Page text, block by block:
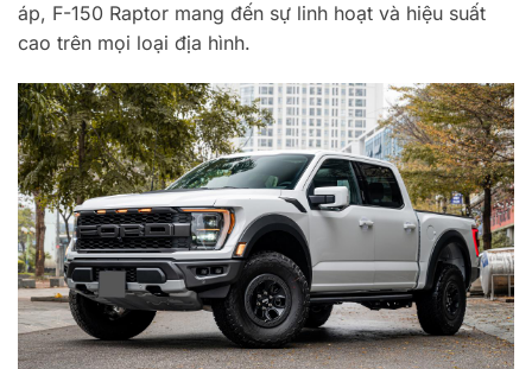
áp, F-150 Raptor mang đến sự linh hoạt và hiệu suất
cao trên mọi loại địa hình.